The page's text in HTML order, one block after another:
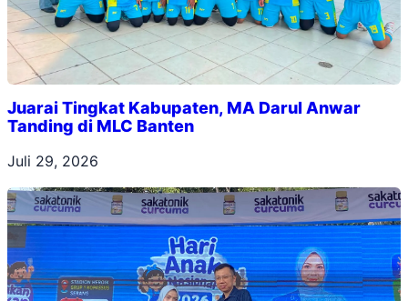
Juarai Tingkat Kabupaten, MA Darul Anwar
Tanding di MLC Banten
Juli 29, 2026